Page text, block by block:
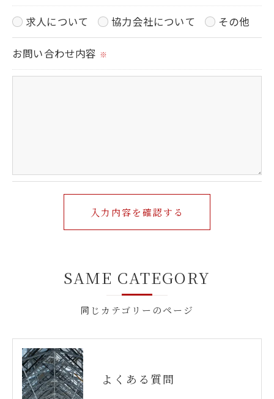
＜個人情報を与えなかった場合に生じる結果＞
必要な情報を頂けない場合は、それに対応した
除・利用停止の手続を定めさせて頂いておりま
ご本人である事を確認のうえ、対応させて頂き
手続きにつきましては、お電話でお問合せ下さ
求人について 協力会社について その他
お問い合わせ内容 ※
同じカテゴリーのページ
SAME CATEGORY
よくある質問